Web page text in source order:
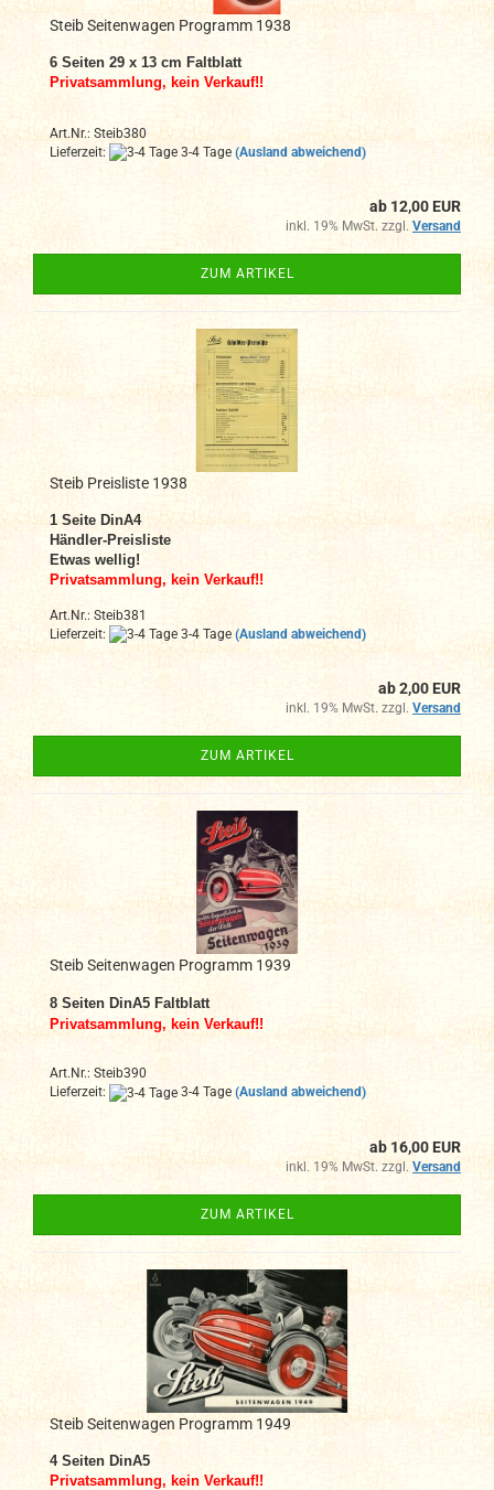
Steib Seitenwagen Programm 1938
6 Seiten 29 x 13 cm Faltblatt
Privatsammlung, kein Verkauf!!
Art.Nr.: Steib380
Lieferzeit:
3-4 Tage (Ausland abweichend)
ab 12,00 EUR
inkl. 19% MwSt. zzgl.Versand
ZUM ARTIKEL
Steib Preisliste 1938
1 Seite DinA4
Händler-Preisliste
Etwas wellig!
Privatsammlung, kein Verkauf!!
Art.Nr.: Steib381
Lieferzeit:
3-4 Tage (Ausland abweichend)
ab 2,00 EUR
inkl. 19% MwSt. zzgl. Versand
ZUM ARTIKEL
Steib Seitenwagen Programm 1939
8 Seiten DinA5 Faltblatt
Privatsammlung, kein Verkauf!!
Art.Nr.: Steib390
Lieferzeit:
3-4 Tage (Ausland abweichend)
ab 16,00 EUR
inkl. 19% MwSt. zzgl. Versand
ZUM ARTIKEL
Steib Seitenwagen Programm 1949
4 Seiten DinA5
Privatsammlung, kein Verkauf!!